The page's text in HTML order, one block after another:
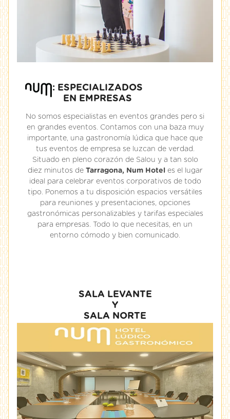
: ESPECIALIZADOS
EN EMPRESAS
No somos especialistas en eventos grandes pero si
en grandes eventos. Contamos con una baza muy
importante, una gastronomía lúdica que hace que
tus eventos de empresa se luzcan de verdad.
Situado en pleno corazón de Salou y a tan solo
diez minutos de Tarragona, Num Hoteles el lugar
ideal para celebrar eventos corporativos de todo
tipo. Ponemos a tu disposición espacios versátiles
para reuniones y presentaciones, opciones
gastronómicas personalizables y tarifas especiales
para empresas. Todo lo que necesitas, en un
entorno cómodo y bien comunicado.
SALA LEVANTE
Y
SALA NORTE